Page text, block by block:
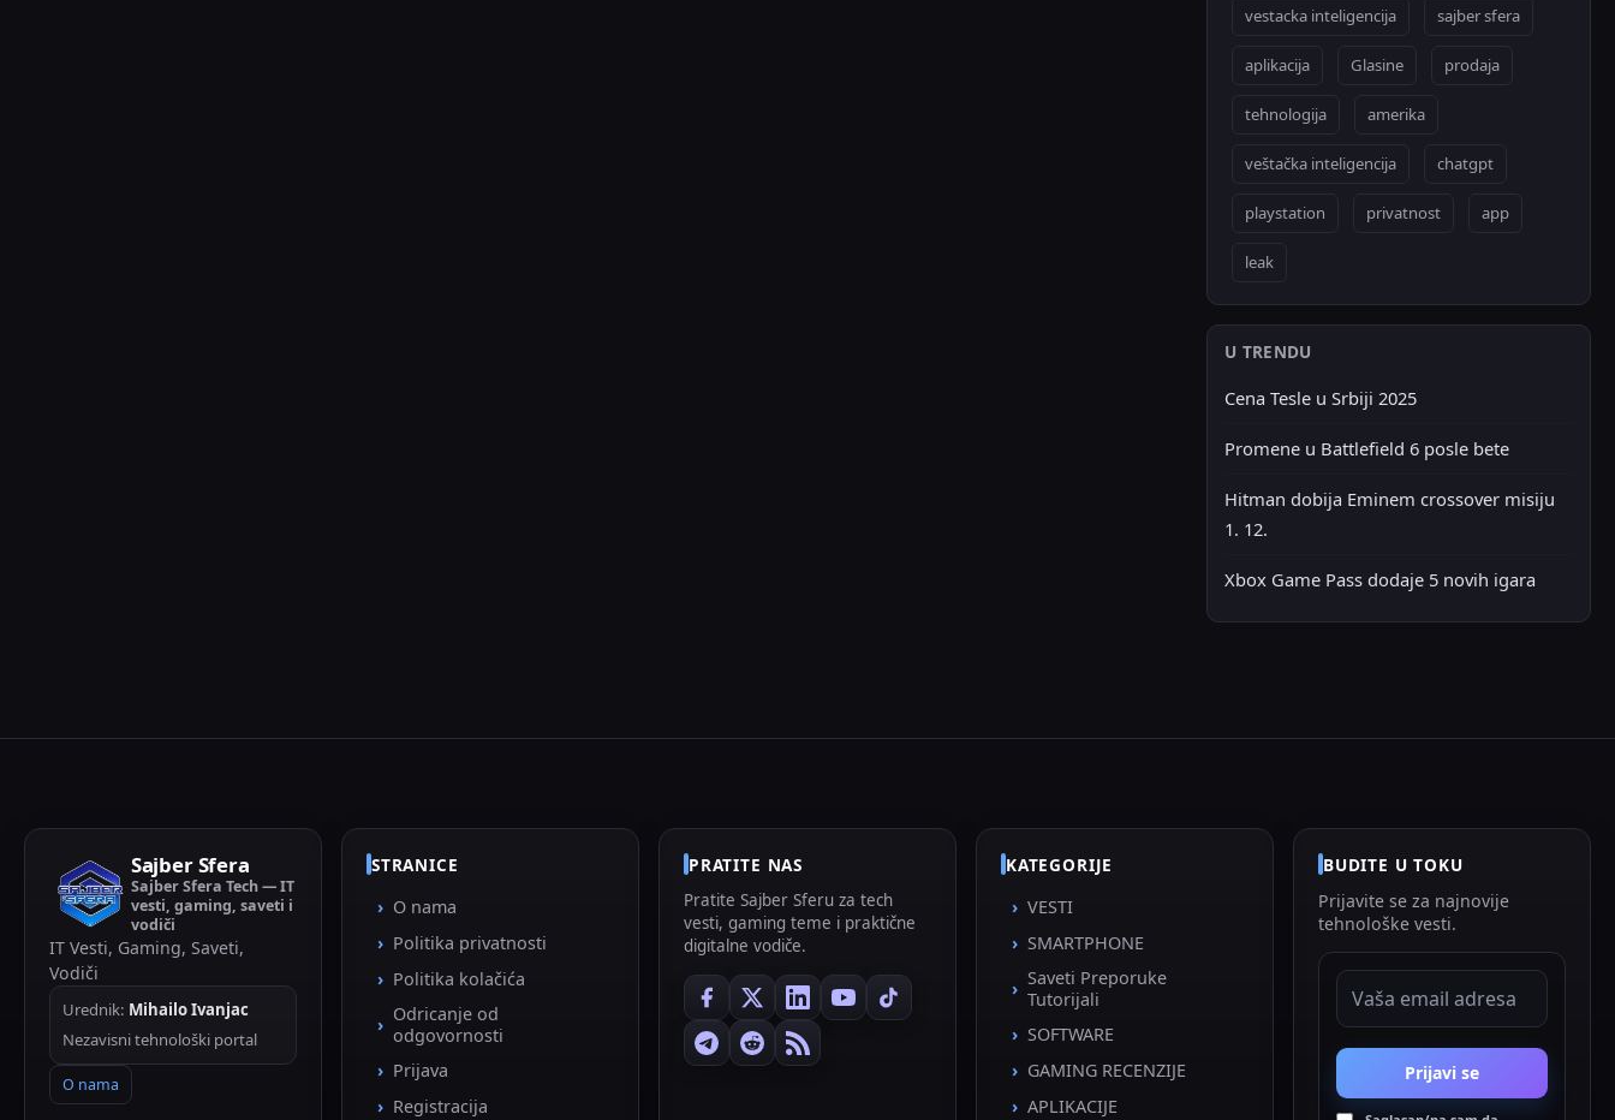
vestacka inteligencija sajber sfera
aplikacija Glasine prodaja
tehnologija amerika
veštačka inteligencija chatgpt
playstation privatnost app
leak
U TRENDU
Cena Tesle u Srbiji 2025
Promene u Battlefield 6 posle bete
Hitman dobija Eminem crossover misiju
1. 12.
Xbox Game Pass dodaje 5 novih igara
Sajber Sfera
Sajber Sfera Tech — IT
vesti, gaming, saveti i
vodiči
IT Vesti, Gaming, Saveti,
Vodiči
Urednik: Mihailo Ivanjac
Nezavisni tehnološki portal
O nama
STRANICE
O nama
Politika privatnosti
Politika kolačića
Odricanje od
odgovornosti
Prijava
Registracija
PRATITE NAS
Pratite Sajber Sferu za tech
vesti, gaming teme i praktične
digitalne vodiče.
KATEGORIJE
VESTI
SMARTPHONE
Saveti Preporuke
Tutorijali
SOFTWARE
GAMING RECENZIJE
APLIKACIJE
BUDITE U TOKU
Prijavite se za najnovije
tehnološke vesti.
EMAIL ADRESA
Prijavi se